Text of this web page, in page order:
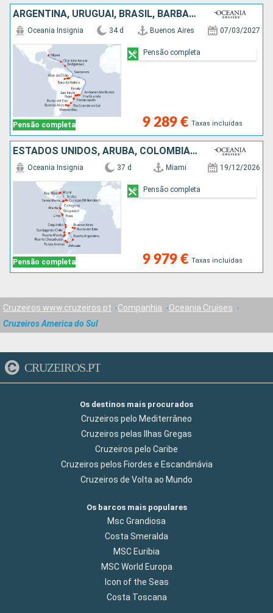
ARGENTINA, URUGUAI, BRASIL, BARBADOS, ANTÍGUA E BARBUDA, ESTADOS UNIDOS
Pensão completa
Oceania Insignia 34 d Buenos Aires 07/03/2027
9 289 € Taxas incluídas
Pensão completa
ESTADOS UNIDOS, ARUBA, COLÔMBIA, EQUADOR, PERÚ, CHILE, ILHAS MALVINAS, URUGUAI, ARGENTINA
Pensão completa
Oceania Insignia 37 d Miami 19/12/2026
9 979 € Taxas incluídas
Pensão completa
Cruzeiros www.cruzeiros.pt Companhia
Oceania Cruises
Cruzeiros America do Sul
CRUZEIROS.PT
Os destinos mais procurados
Cruzeiros pelo Mediterrâneo
Cruzeiros pelas Ilhas Gregas
Cruzeiros pelo Caribe
Cruzeiros pelos Fiordes e Escandinávia
Cruzeiros de Volta ao Mundo
Os barcos mais populares
Msc Grandiosa
Costa Smeralda
MSC Euribia
MSC World Europa
Icon of the Seas
Costa Toscana